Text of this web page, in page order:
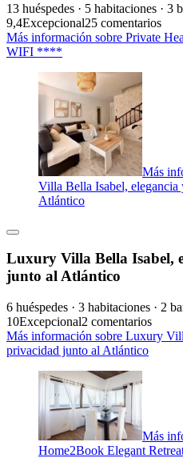
13 huéspedes · 5 habitaciones · 3
9,4Excepcional25 comentarios
Más información sobre Private
WIFI ****
Más
Villa Bella Isabel,
Atlántico
Luxury Villa Bella Isabel,
junto al Atlántico
6 huéspedes · 3 habitaciones · 2
10Excepcional2 comentarios
Más información sobre Luxury
privacidad junto al Atlántico
Más
Home2Book Elegant